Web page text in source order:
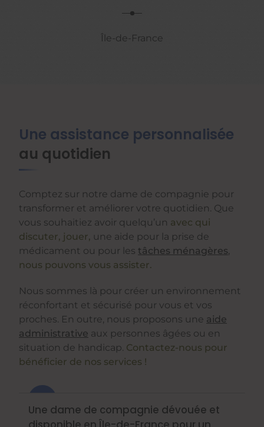
Île-de-France
Une assistance personnalisée
au quotidien
Comptez sur notre dame de compagnie pour
transformer et améliorer votre quotidien. Que
vous souhaitiez avoir quelqu’un avec qui
discuter, jouer, une aide pour la prise de
médicament ou pour les tâches ménagères,
nous pouvons vous assister.
Nous sommes là pour créer un environnement
réconfortant et sécurisé pour vous et vos
proches. En outre, nous proposons une aide
administrative aux personnes âgées ou en
situation de handicap. Contactez-nous pour
bénéficier de nos services !
Une dame de compagnie dévouée et